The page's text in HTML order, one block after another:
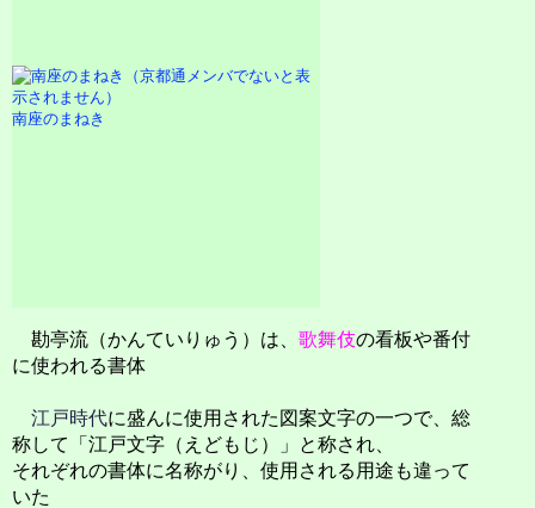
南座のまねき
勘亭流（かんていりゅう）は、 歌舞伎の看板や番付
に使われる書体
江戸時代に盛んに使用された図案文字の一つで、総
称して「江戸文字（えどもじ）」と称され、
それぞれの書体に名称がり、使用される用途も違って
いた